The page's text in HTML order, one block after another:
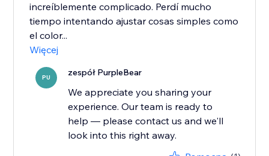
increíblemente complicado. Perdí mucho
tiempo intentando ajustar cosas simples como
el color...
Więcej
PU zespół PurpleBear
We appreciate you sharing your
experience. Our team is ready to
help — please contact us and we'll
look into this right away.